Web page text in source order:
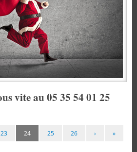
vite au 05 35 54 01 25
23 24 25 26 › »